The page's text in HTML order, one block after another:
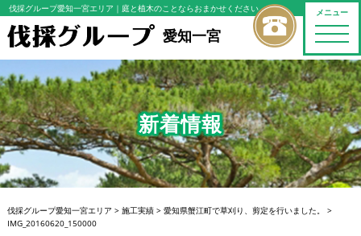
メニュー
toggle
伐採グループ愛知一宮エリア ｜庭と植木のことならおまかせください
愛知一宮
新着情報
伐採グループ愛知一宮エリア > 施工実績> 愛知県蟹江町で草刈り、剪定を行いました。
>
IMG_20160620_150000